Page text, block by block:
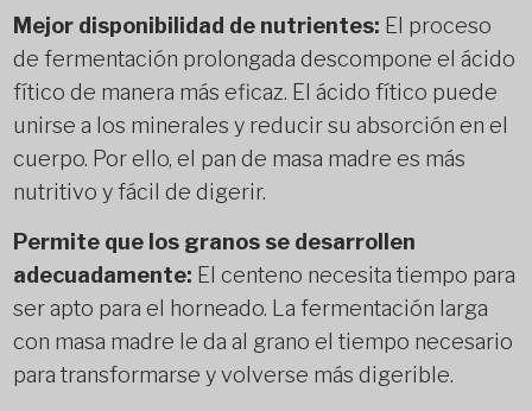
Mejor disponibilidad de nutrientes: El proceso
de fermentación prolongada descompone el ácido
fítico de manera más eficaz. El ácido fítico puede
unirse a los minerales y reducir su absorción en el
cuerpo. Por ello, el pan de masa madre es más
nutritivo y fácil de digerir.
Permite que los granos se desarrollen
adecuadamente: El centeno necesita tiempo para
ser apto para el horneado. La fermentación larga
con masa madre le da al grano el tiempo necesario
para transformarse y volverse más digerible.